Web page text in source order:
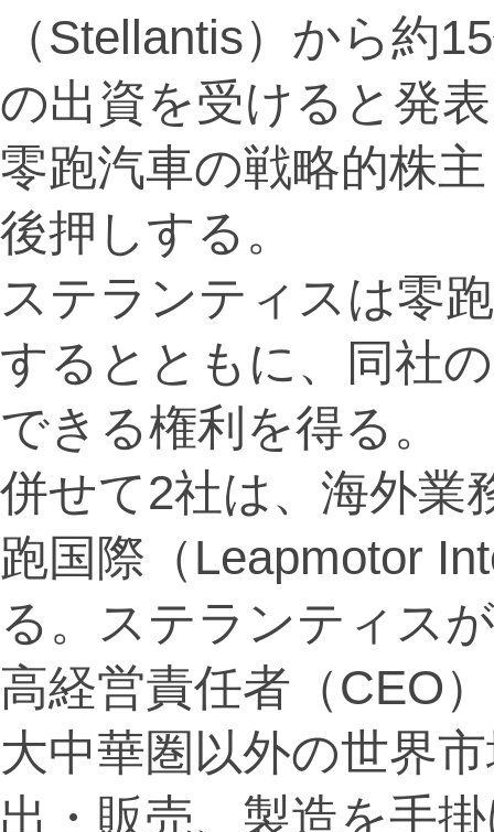
（Stellantis）から約
の出資を受けると発
零跑汽車の戦略的株
後押しする。
ステランティスは零
するとともに、同社
できる権利を得る。
併せて2社は、海外業
跑国際（Leapmotor
る。ステランティス
高経営責任者（CEO
大中華圏以外の世界
出・販売、製造を手